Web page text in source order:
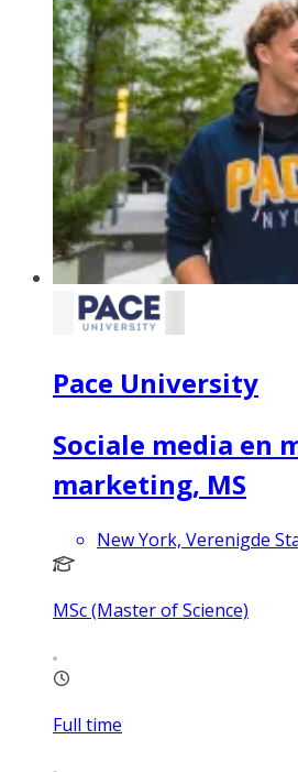
Pace University
Sociale media en
marketing, MS
New York, Verenigde
MSc (Master of Science)
Full time